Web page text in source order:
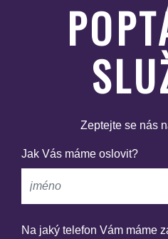
Zeptejte se nás
Jak Vás máme oslovit?
Na jaký telefon Vám máme